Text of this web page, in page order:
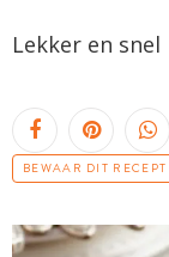
Lekker en snel
BEWAAR DIT RECEPT